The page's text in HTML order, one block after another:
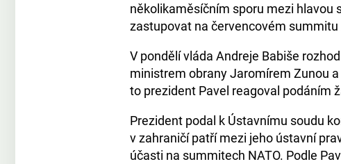
několikaměsíčním sporu mezi hlavou
zastupovat na červencovém summitu
V pondělí vláda Andreje Babiše
ministrem obrany Jaromírem Zunou
to prezident Pavel reagoval podáním
Prezident podal k Ústavnímu soudu
v zahraničí patří mezi jeho ústavní
účasti na summitech NATO. Podle